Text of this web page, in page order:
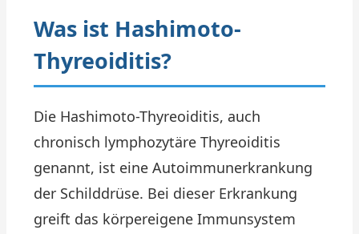
Was ist Hashimoto-
Thyreoiditis?
Die Hashimoto-Thyreoiditis, auch
chronisch lymphozytäre Thyreoiditis
genannt, ist eine Autoimmunerkrankung
der Schilddrüse. Bei dieser Erkrankung
greift das körpereigene Immunsystem